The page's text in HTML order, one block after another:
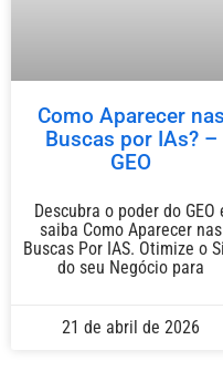
Como Aparecer nas
Buscas por IAs? –
GEO
Descubra o poder do GEO
saiba Como Aparecer nas
Buscas Por IAS. Otimize o
do seu Negócio para
21 de abril de 2026